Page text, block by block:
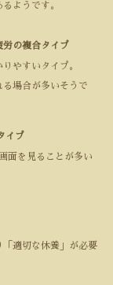
ようです。
労の複合タイプ
やすいタイプ。
場合が多いそうで
イプ
画面を見ることが多い
「適切な休養」が必要